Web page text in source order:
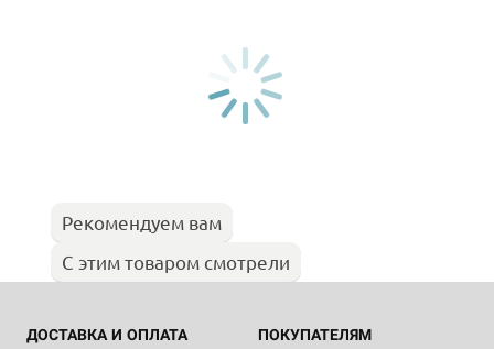
Рекомендуем вам
С этим товаром смотрели
ДОСТАВКА И ОПЛАТА ПОКУПАТЕЛЯМ